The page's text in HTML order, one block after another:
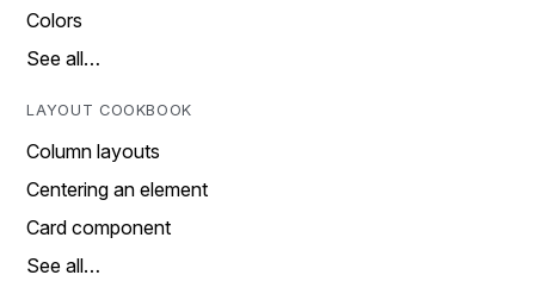
Colors
See all…
LAYOUT COOKBOOK
Column layouts
Centering an element
Card component
See all…